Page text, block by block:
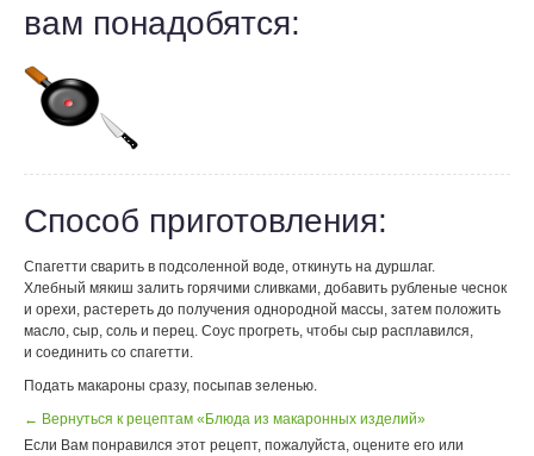
вам понадобятся:
Способ приготовления:
Спагетти сварить в подсоленной воде, откинуть на дуршлаг.
Хлебный мякиш залить горячими сливками, добавить рубленые чеснок
и орехи, растереть до получения однородной массы, затем положить
масло, сыр, соль и перец. Соус прогреть, чтобы сыр расплавился,
и соединить со спагетти.
Подать макароны сразу, посыпав зеленью.
← Вернуться к рецептам «Блюда из макаронных изделий»
Если Вам понравился этот рецепт, пожалуйста, оцените его или